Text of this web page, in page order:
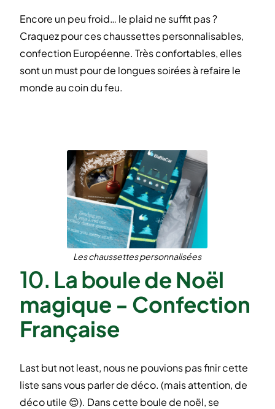
Encore un peu froid… le plaid ne suffit pas ?
Craquez pour ces chaussettes personnalisables,
confection Européenne. Très confortables, elles
sont un must pour de longues soirées à refaire le
monde au coin du feu.
Les chaussettes personnalisées
10. La boule de Noël
magique - Confection
Française
Last but not least, nous ne pouvions pas finir cette
liste sans vous parler de déco. (mais attention, de
déco utile 😌). Dans cette boule de noël, se